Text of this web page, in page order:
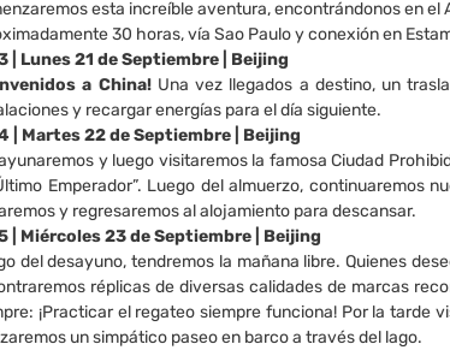
esta increíble aventura, encontrándonos en
30 horas, vía Sao Paulo y conexión en
| Lunes 21 de Septiembre | Beijing
a China!Una vez llegados a destino, un
y recargar energías para el día siguiente.
| Martes 22 de Septiembre | Beijing
y luego visitaremos la famosa Ciudad
Emperador”. Luego del almuerzo, continuaremos
y regresaremos al alojamiento para descansar.
| Miércoles 23 de Septiembre | Beijing
del desayuno, tendremos la mañana libre. Quienes
réplicas de diversas calidades de marcas
¡Practicar el regateo siempre funciona! Por la tarde
un simpático paseo en barco a través del lago.